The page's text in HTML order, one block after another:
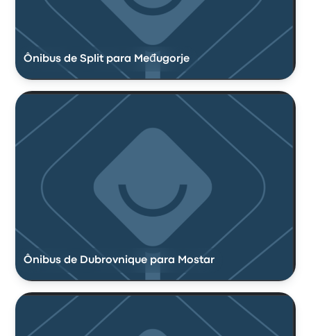
Ônibus de Split para Međugorje
Ônibus de Dubrovnique para Mostar